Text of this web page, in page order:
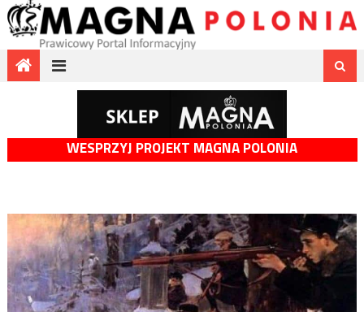
WESPRZYJ PROJEKT MAGNA POLONIA